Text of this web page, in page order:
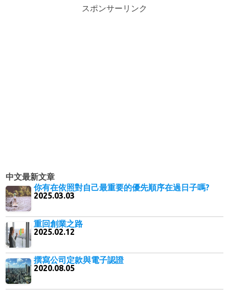
スポンサーリンク
中文最新文章
你有在依照對自己最重要的優先順序在過日子嗎?
2025.03.03
重回創業之路
2025.02.12
撰寫公司定款與電子認證
2020.08.05